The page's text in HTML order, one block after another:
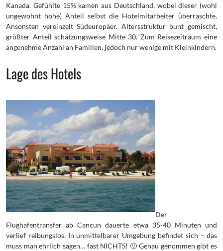
Kanada. Gefühlte 15% kamen aus Deutschland, wobei dieser (wohl
ungewohnt hohe) Anteil selbst die Hotelmitarbeiter überraschte.
Ansonsten vereinzelt Südeuropäer. Altersstruktur bunt gemischt,
größter Anteil schätzungsweise Mitte 30. Zum Reisezeitraum eine
angenehme Anzahl an Familien, jedoch nur wenige mit Kleinkindern.
Lage des Hotels
Der
Flughafentransfer ab Cancun dauerte etwa 35-40 Minuten und
verlief reibungslos. In unmittelbarer Umgebung befindet sich – das
muss man ehrlich sagen… fast NICHTS! 🙂 Genau genommen gibt es